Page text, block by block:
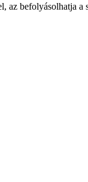
az befolyásolhatja a